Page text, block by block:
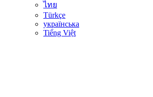
ไทย
Türkçe
українська
Tiếng Việt